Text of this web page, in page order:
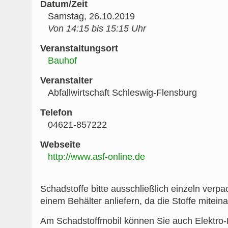
Datum/Zeit
Samstag, 26.10.2019
Von 14:15 bis 15:15 Uhr
Veranstaltungsort
Bauhof
Veranstalter
Abfallwirtschaft Schleswig-Flensburg
Telefon
04621-857222
Webseite
http://www.asf-online.de
Schadstoffe bitte ausschließlich einzeln
einem Behälter anliefern, da die Stoffe
Am Schadstoffmobil können Sie auch